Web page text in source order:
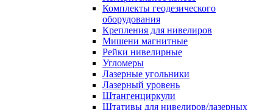
Комплекты геодезического
оборудования
Крепления для нивелиров
Мишени магнитные
Рейки нивелирные
Угломеры
Лазерные угольники
Лазерный уровень
Штангенциркули
Штативы для нивелиров/лазерных